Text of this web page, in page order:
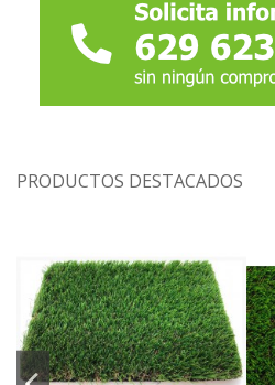
PRODUCTOS DESTACADOS